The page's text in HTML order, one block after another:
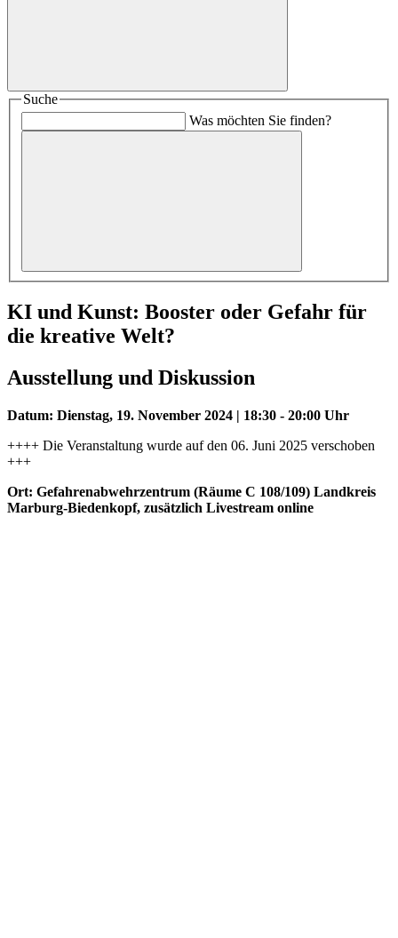
Suche
Was möchten Sie finden?
KI und Kunst: Booster oder Gefahr für
die kreative Welt?
Ausstellung und Diskussion
Datum: Dienstag, 19. November 2024 | 18:30 - 20:00 Uhr
++++ Die Veranstaltung wurde auf den 06. Juni 2025 verschoben
+++
Ort: Gefahrenabwehrzentrum (Räume C 108/109) Landkreis
Marburg-Biedenkopf, zusätzlich Livestream online